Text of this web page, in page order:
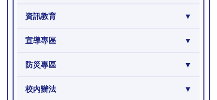
資訊教育
宣導專區
防災專區
校內辦法